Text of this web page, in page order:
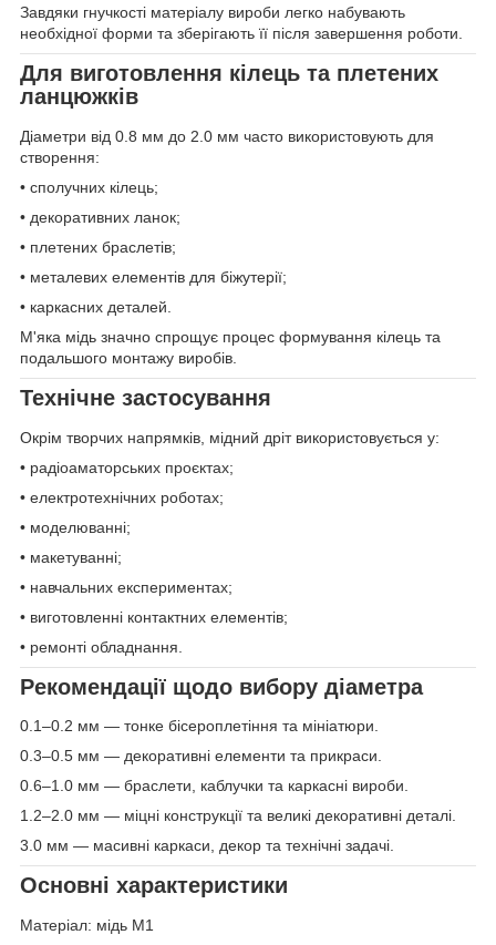
Завдяки гнучкості матеріалу вироби легко набувають
необхідної форми та зберігають її після завершення роботи.
Для виготовлення кілець та плетених
ланцюжків
Діаметри від 0.8 мм до 2.0 мм часто використовують для
створення:
• сполучних кілець;
• декоративних ланок;
• плетених браслетів;
• металевих елементів для біжутерії;
• каркасних деталей.
М'яка мідь значно спрощує процес формування кілець та
подальшого монтажу виробів.
Технічне застосування
Окрім творчих напрямків, мідний дріт використовується у:
• радіоаматорських проєктах;
• електротехнічних роботах;
• моделюванні;
• макетуванні;
• навчальних експериментах;
• виготовленні контактних елементів;
• ремонті обладнання.
Рекомендації щодо вибору діаметра
0.1–0.2 мм — тонке бісероплетіння та мініатюри.
0.3–0.5 мм — декоративні елементи та прикраси.
0.6–1.0 мм — браслети, каблучки та каркасні вироби.
1.2–2.0 мм — міцні конструкції та великі декоративні деталі.
3.0 мм — масивні каркаси, декор та технічні задачі.
Основні характеристики
Матеріал: мідь М1